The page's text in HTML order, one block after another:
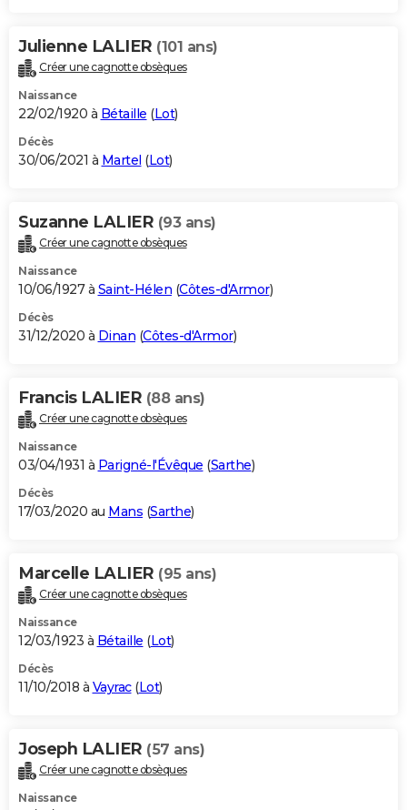
Julienne LALIER (101 ans)
Créer une cagnotte obsèques
Naissance
22/02/1920 à Bétaille (Lot)
Décès
30/06/2021 à Martel (Lot)
Suzanne LALIER (93 ans)
Créer une cagnotte obsèques
Naissance
10/06/1927 à Saint-Hélen (Côtes-d'Armor)
Décès
31/12/2020 à Dinan (Côtes-d'Armor)
Francis LALIER (88 ans)
Créer une cagnotte obsèques
Naissance
03/04/1931 à Parigné-l'Évêque (Sarthe)
Décès
17/03/2020 au Mans (Sarthe)
Marcelle LALIER (95 ans)
Créer une cagnotte obsèques
Naissance
12/03/1923 à Bétaille (Lot)
Décès
11/10/2018 à Vayrac(Lot)
Joseph LALIER (57 ans)
Créer une cagnotte obsèques
Naissance